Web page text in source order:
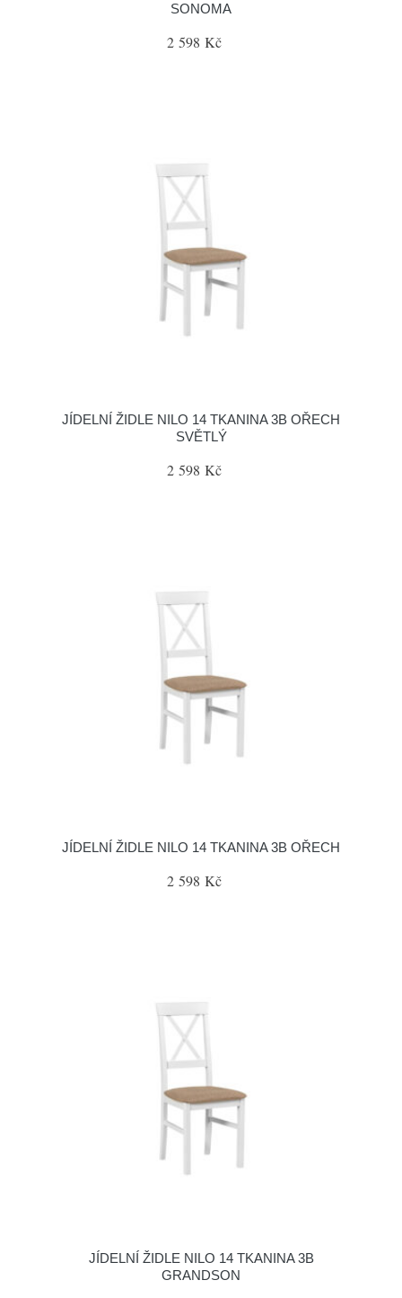
SONOMA
2 598 Kč
JÍDELNÍ ŽIDLE NILO 14 TKANINA 3B OŘECH
SVĚTLÝ
2 598 Kč
JÍDELNÍ ŽIDLE NILO 14 TKANINA 3B OŘECH
2 598 Kč
JÍDELNÍ ŽIDLE NILO 14 TKANINA 3B
GRANDSON